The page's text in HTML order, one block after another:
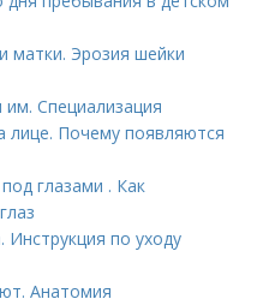
матки. Эрозия шейки
Специализация
Почему появляются
глазами . Как
по уходу
Анатомия